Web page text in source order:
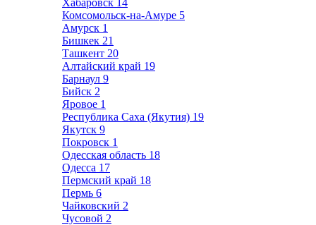
Хабаровск 14
Комсомольск-на-Амуре 5
Амурск 1
Бишкек 21
Ташкент 20
Алтайский край 19
Барнаул 9
Бийск 2
Яровое 1
Республика Саха (Якутия) 19
Якутск 9
Покровск 1
Одесская область 18
Одесса 17
Пермский край 18
Пермь 6
Чайковский 2
Чусовой 2